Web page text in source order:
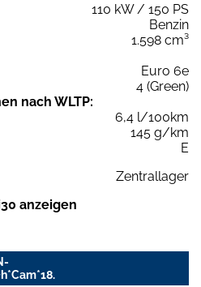
110 kW / 150 PS
Benzin
1.598 cm³
Euro 6e
4 (Green)
nach WLTP:
6,4 l/100km
145 g/km
E
Zentrallager
anzeigen